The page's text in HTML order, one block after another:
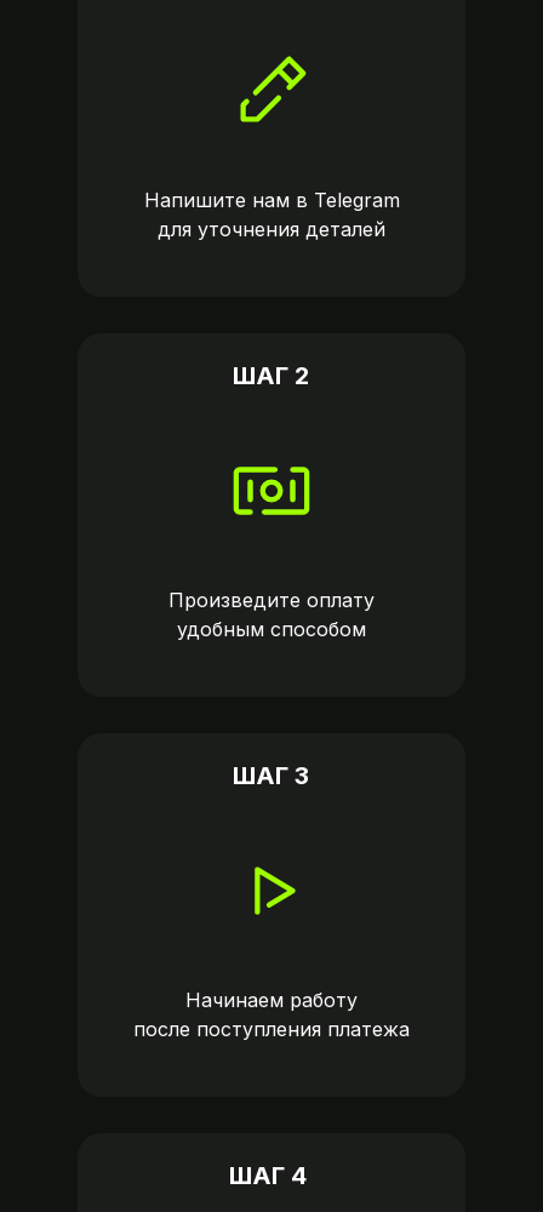
Произведите оплату
удобным способом
Начинаем работу
после поступления платежа
Напишите нам в Telegram
для уточнения деталей
ШАГ 2
ШАГ 3
ШАГ 4